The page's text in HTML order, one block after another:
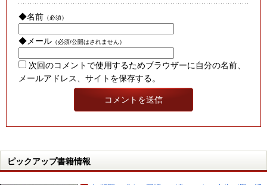
◆名前 （必須）
◆メール （必須/公開はされません）
次回のコメントで使用するためブラウザーに自分の名前、
メールアドレス、サイトを保存する。
ピックアップ書籍情報